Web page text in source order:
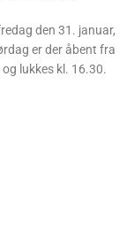
den 31. januar,
er der åbent fra
lukkes kl. 16.30.